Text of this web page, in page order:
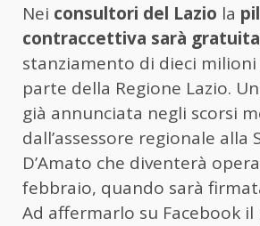
Nei consultori del Lazio la
contraccettiva sarà gratuita
stanziamento di dieci
parte della Regione Lazio.
già annunciata negli scorsi
dall’assessore regionale alla
D’Amato che diventerà
febbraio, quando sarà
Ad affermarlo su Facebook